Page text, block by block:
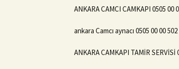
ANKARA CAMCI CAMKAPI 0505 00
ankara Camcı aynacı 0505 00 00
ANKARA CAMKAPI TAMİR SERVİSİ